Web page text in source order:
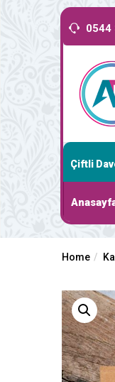
0544
Çiftli
Home